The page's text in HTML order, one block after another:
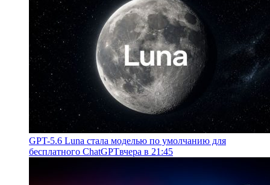
GPT-5.6 Luna стала моделью по умолчанию для
бесплатного ChatGPTвчера в 21:45